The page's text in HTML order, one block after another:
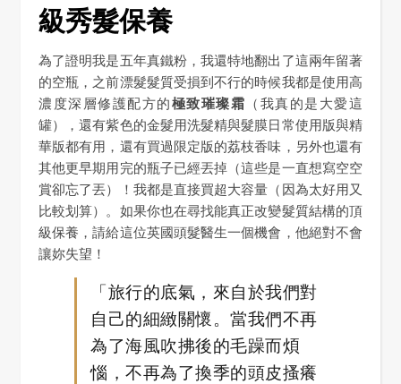
級秀髮保養
為了證明我是五年真鐵粉，我還特地翻出了這兩年留著
的空瓶，之前漂髮髮質受損到不行的時候我都是使用高
濃度深層修護配方的極致璀璨霜 （我真的是大愛這
罐），還有紫色的金髮用洗髮精與髮膜日常使用版與精
華版都有用，還有買過限定版的荔枝香味，另外也還有
其他更早期用完的瓶子已經丟掉（這些是一直想寫空空
賞卻忘了丟）！我都是直接買超大容量（因為太好用又
比較划算）。如果你也在尋找能真正改變髮質結構的頂
級保養，請給這位英國頭髮醫生一個機會，他絕對不會
讓妳失望！
「旅行的底氣，來自於我們對
自己的細緻關懷。當我們不再
為了海風吹拂後的毛躁而煩
惱，不再為了換季的頭皮搔癢